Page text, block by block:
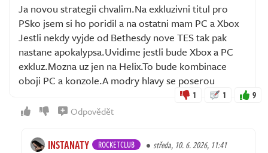
Ja novou strategii chvalim.Na exkluzivni titul pro
PSko jsem si ho poridil a na ostatni mam PC a Xbox
Jestli nekdy vyjde od Bethesdy nove TES tak pak
nastane apokalypsa.Uvidime jestli bude Xbox a PC
exkluz.Mozna uz jen na Helix.To bude kombinace
oboji PC a konzole.A modry hlavy se poserou
1 1 9
Odpovědět
INSTANATY ROCKETCLUB středa, 10. 6. 2026, 11:41